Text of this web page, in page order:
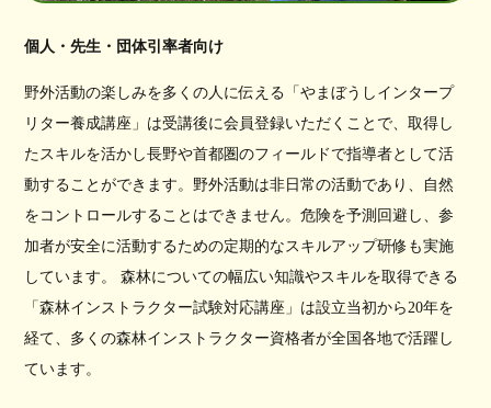
個人・先生・団体引率者向け
野外活動の楽しみを多くの人に伝える「やまぼうしインタープ
リター養成講座」は受講後に会員登録いただくことで、取得し
たスキルを活かし長野や首都圏のフィールドで指導者として活
動することができます。野外活動は非日常の活動であり、自然
をコントロールすることはできません。危険を予測回避し、参
加者が安全に活動するための定期的なスキルアップ研修も実施
しています。 森林についての幅広い知識やスキルを取得できる
「森林インストラクター試験対応講座」は設立当初から20年を
経て、多くの森林インストラクター資格者が全国各地で活躍し
ています。